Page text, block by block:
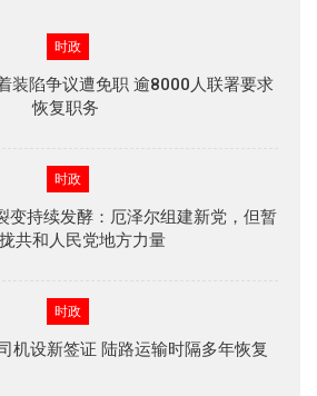
时政
装陷争议遭免职 逾8000人联署要求
恢复职务
时政
变持续发酵：厄泽尔组建新党，但暂
共和人民党地方力量
时政
机设新签证 陆路运输时隔多年恢复